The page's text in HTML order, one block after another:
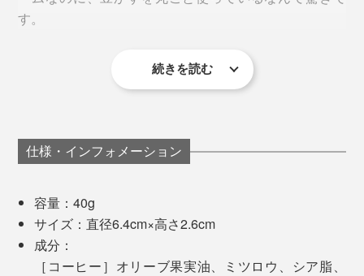
した。
オレンジバームには『EVEREST』のブランドロゴが ※写真左は「
レンジバーム」。
です。
女性からの人気も高く、お子さんと一緒に使いたい方に
おすすめです。
ハンドケアや指先の保湿はもちろん、ヒジやかかとなど
とろりとしたオイルのような塗り心地ですが、肌馴染み
も使いやすい質感です。
す。
こまやかなスキンケアが苦手な私は、ずっとバーム派。
れておけば、顔・指先・髪のケアやスタイリングができ
て本当に重宝するんです。髪はストレートボブなので、
もないのでおすすめ。
続きを読む
仕様・インフォメーション
容量：40g
サイズ：直径6.4cm×高さ2.6cm
成分：
［コーヒー］オリーブ果実油、ミツロウ、シア脂、